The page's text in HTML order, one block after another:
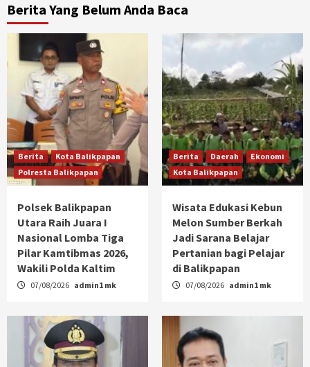
Berita Yang Belum Anda Baca
Berita
Kota Balikpapan
Polresta Balikpapan
Polsek Balikpapan
Utara Raih Juara I
Nasional Lomba Tiga
Pilar Kamtibmas 2026,
Wakili Polda Kaltim
07/08/2026 admin1 mk
Berita Daerah
Ekonomi
Kota Balikpapan
Wisata Edukasi Kebun
Melon Sumber Berkah
Jadi Sarana Belajar
Pertanian bagi Pelajar
di Balikpapan
07/08/2026 admin1 mk